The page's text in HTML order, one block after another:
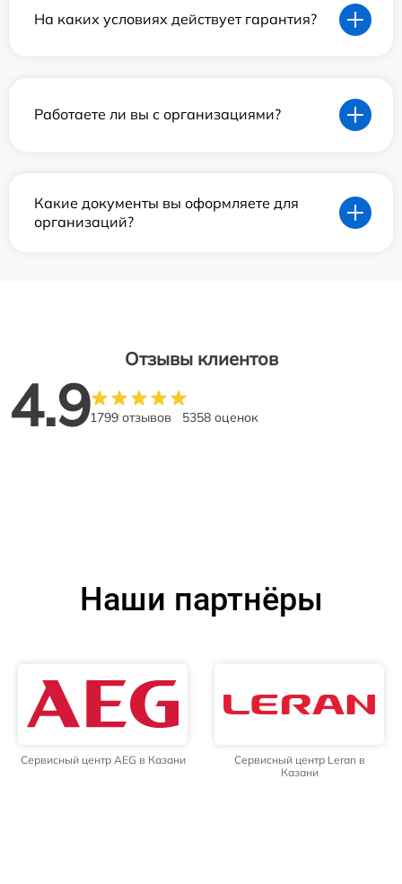
На каких условиях действует гарантия?
Работаете ли вы с организациями?
Какие документы вы оформляете для
организаций?
Отзывы клиентов
4.91799 отзывов 5358 оценок
Наши партнёры
Сервисный центр AEG в Казани
Сервисный центр Leran в
Казани